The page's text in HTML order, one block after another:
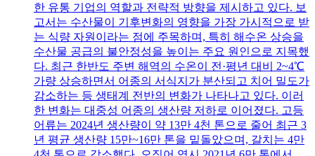
한 유통 기업의 역할과 전략적 방향을 제시하고 있다. 보
고서는 수산물이 기후변화의 영향을 가장 가시적으로 받
는 식량 자원이라는 점에 주목하며, 특히 해수온 상승을
수산물 공급의 불안정성을 높이는 주요 원인으로 지목했
다. 최근 한반도 주변 해역의 수온이 전·평년 대비 2~4℃
가량 상승하면서 어종의 서식지가 분산되고 치어 밀도가
감소하는 등 생태계 전반의 변화가 나타나고 있다. 이러
한 변화는 대중성 어종의 생산량 저하로 이어졌다. 고등
어류는 2024년 생산량이 약 13만 4천 톤으로 줄어 최근 3
년 평균 생산량 15만~16만 톤을 밑돌았으며, 갈치는 4만